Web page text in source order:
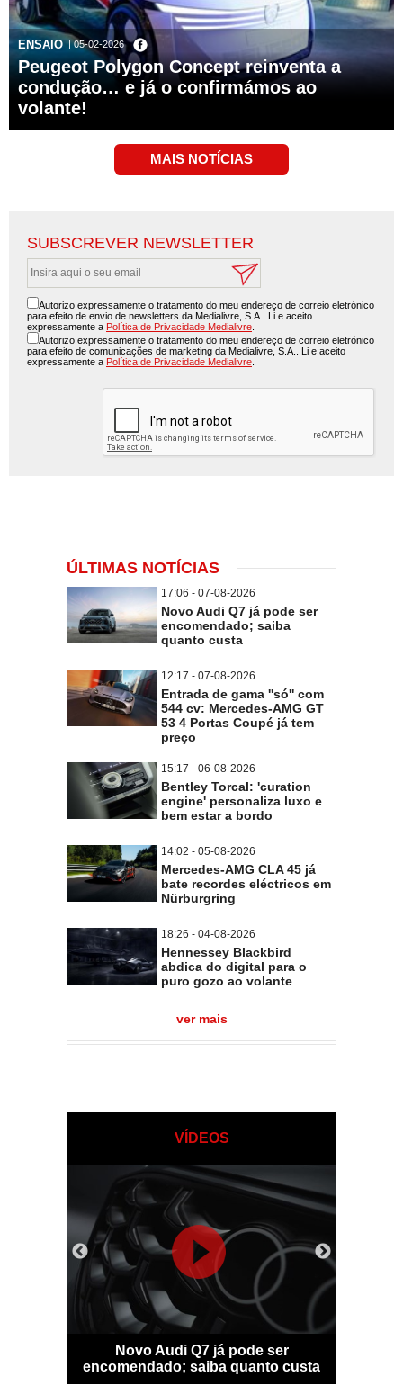
ENSAIO | 05-02-2026
Peugeot Polygon Concept reinventa a
condução… e já o confirmámos ao
volante!
SUBSCREVER NEWSLETTER
Autorizo expressamente o tratamento do meu endereço de correio eletrónico
para efeito de envio de newsletters da Medialivre, S.A.. Li e aceito
expressamente a Política de Privacidade Medialivre
Autorizo expressamente o tratamento do meu endereço de correio eletrónico
para efeito de comunicações de marketing da Medialivre, S.A.. Li e aceito
expressamente a Política de Privacidade Medialivre
ÚLTIMAS NOTÍCIAS
17:06 - 07-08-2026
Novo Audi Q7 já pode ser
encomendado; saiba
quanto custa
12:17 - 07-08-2026
Entrada de gama ''só'' com
544 cv: Mercedes-AMG GT
53 4 Portas Coupé já tem
preço
15:17 - 06-08-2026
Bentley Torcal: 'curation
engine' personaliza luxo e
bem estar a bordo
14:02 - 05-08-2026
Mercedes-AMG CLA 45 já
bate recordes eléctricos em
Nürburgring
18:26 - 04-08-2026
Hennessey Blackbird
abdica do digital para o
puro gozo ao volante
ver mais
VÍDEOS
Novo Audi Q7 já pode ser
encomendado; saiba quanto custa